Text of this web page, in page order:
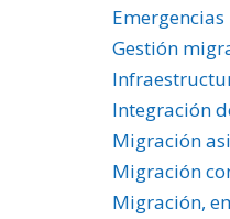
Gestión
Integración
Migración
Migración
Migración,